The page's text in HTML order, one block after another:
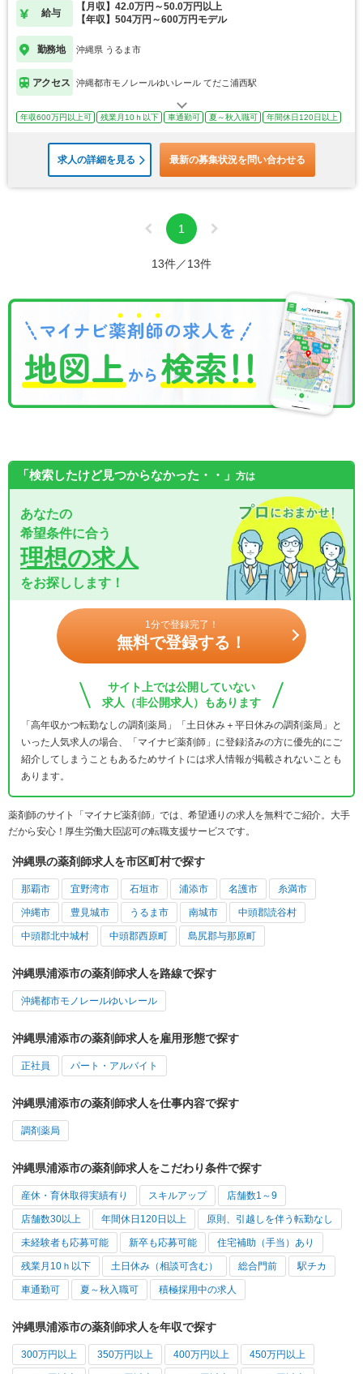
給与
【月収】42.0万円～50.0万円以上
【年収】504万円～600万円モデル
勤務地 沖縄県 うるま市
アクセス 沖縄都市モノレールゆいレール てだこ浦西駅
年収600万円以上可 残業月10ｈ以下 車通勤可 夏～秋入職可 年間休日120日以上
求人の詳細を見る 最新の募集状況を問い合わせる
1
13件／13件
「検索したけど見つからなかった・・」 方は
あなたの
希望条件に合う
理想の求人
をお探しします！
1分で登録完了！
無料で登録する！
サイト上では公開していない
求人（非公開求人）もあります
「高年収かつ転勤なしの調剤薬局」「土日休み＋平日休みの調剤薬局」と
いった人気求人の場合、「マイナビ薬剤師」に登録済みの方に優先的にご
紹介してしまうこともあるためサイトには求人情報が掲載されないことも
あります。
薬剤師のサイト「マイナビ薬剤師」では、希望通りの求人を無料でご紹介。大手
だから安心！厚生労働大臣認可の転職支援サービスです。
沖縄県の薬剤師求人を市区町村で探す
那覇市 宜野湾市 石垣市 浦添市 名護市 糸満市
沖縄市 豊見城市 うるま市 南城市 中頭郡読谷村
中頭郡北中城村 中頭郡西原町 島尻郡与那原町
沖縄県浦添市の薬剤師求人を路線で探す
沖縄都市モノレールゆいレール
沖縄県浦添市の薬剤師求人を雇用形態で探す
正社員 パート・アルバイト
沖縄県浦添市の薬剤師求人を仕事内容で探す
調剤薬局
沖縄県浦添市の薬剤師求人をこだわり条件で探す
産休・育休取得実績有り スキルアップ 店舗数1～9
店舗数30以上 年間休日120日以上 原則、引越しを伴う転勤なし
未経験者も応募可能 新卒も応募可能 住宅補助（手当）あり
残業月10ｈ以下 土日休み（相談可含む） 総合門前 駅チカ
車通勤可 夏～秋入職可 積極採用中の求人
沖縄県浦添市の薬剤師求人を年収で探す
300万円以上 350万円以上 400万円以上 450万円以上